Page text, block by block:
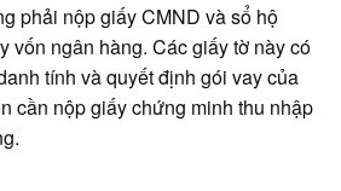
phải nộp giấy CMND và sổ hộ
vốn ngân hàng. Các giấy tờ này có
tính và quyết định gói vay của
cần nộp giấy chứng minh thu nhập